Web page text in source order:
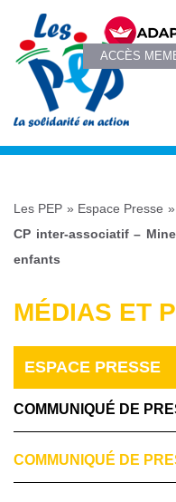
ACCÈS
Les PEP » Espace Presse »
CP inter-associatif –
enfants
MÉDIAS ET
ESPACE PRESSE
COMMUNIQUÉ DE
COMMUNIQUÉ DE